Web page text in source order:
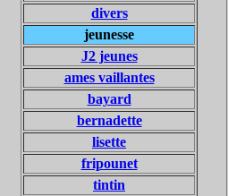
divers
jeunesse
J2 jeunes
ames vaillantes
bayard
bernadette
lisette
fripounet
tintin